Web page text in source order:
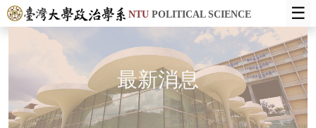
NTUPOLITICAL SCIENCE ☰
最新消息